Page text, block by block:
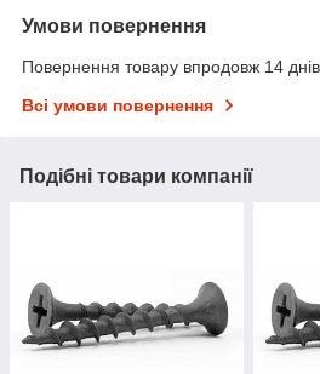
Умови повернення
Повернення товару впродовж 14
Всі умови повернення
Подібні товари компанії